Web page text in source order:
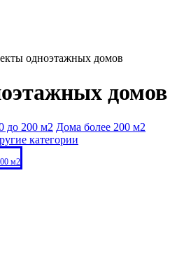
одноэтажных домов
домов
до 200 м2 Дома более 200 м2
категории
м2